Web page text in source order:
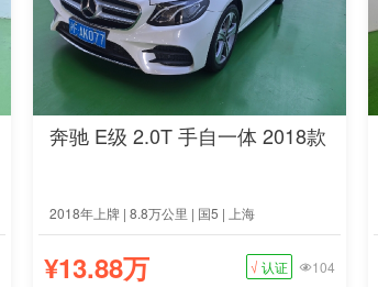
奔驰 E级 2.0T 手自一体 2018款
2018年上牌 | 8.8万公里 | 国5 | 上海
¥13.88万 √ 认证 104